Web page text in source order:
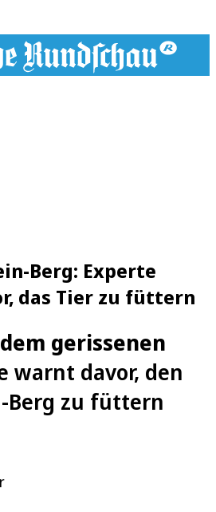
Berg: Experte
das Tier zu füttern
gerissenen
warnt davor, den
Berg zu füttern